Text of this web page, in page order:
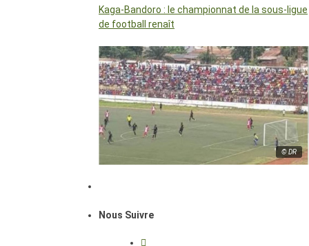
Kaga-Bandoro : le championnat de la sous-ligue
de football renaît
© DR
Nous Suivre